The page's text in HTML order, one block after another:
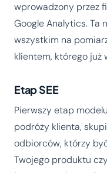
wprowadzony przez
Google Analytics. Ta
wszystkim na
klientem, którego już
Etap SEE
Pierwszy etap
podróży klienta,
odbiorców, którzy
Twojego produktu